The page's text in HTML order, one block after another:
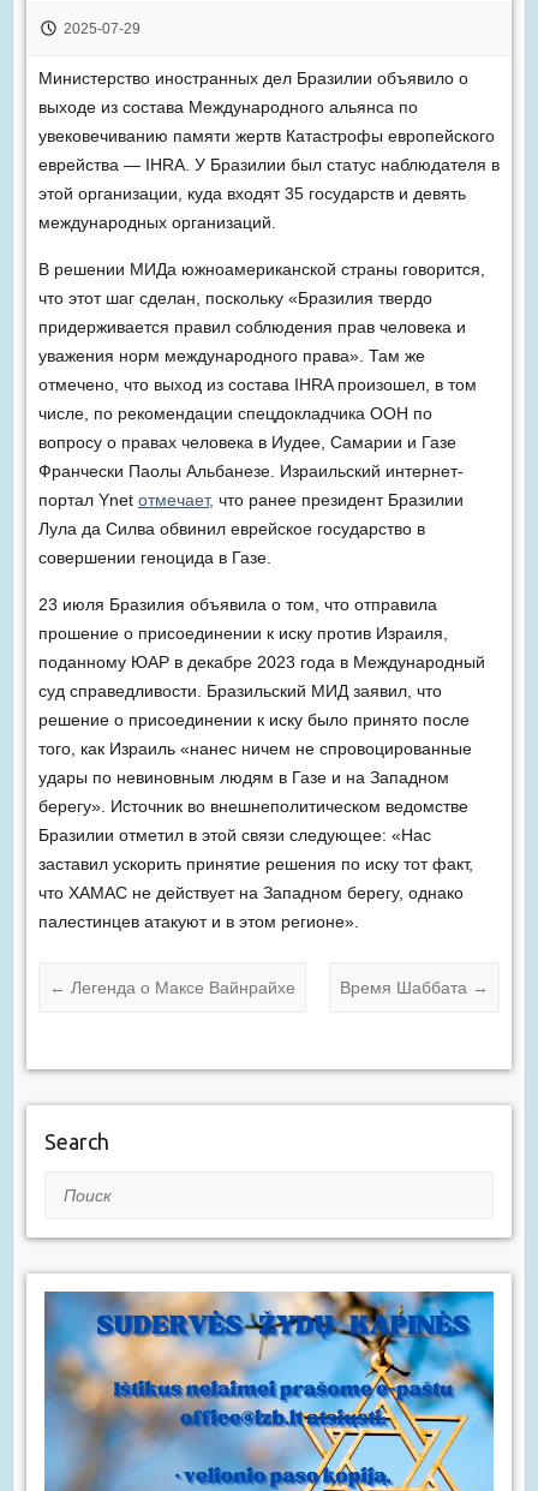
2025-07-29
Министерство иностранных дел Бразилии объявило о
выходе из состава Международного альянса по
увековечиванию памяти жертв Катастрофы европейского
еврейства — IHRA. У Бразилии был статус наблюдателя в
этой организации, куда входят 35 государств и девять
международных организаций.
В решении МИДа южноамериканской страны говорится,
что этот шаг сделан, поскольку «Бразилия твердо
придерживается правил соблюдения прав человека и
уважения норм международного права». Там же
отмечено, что выход из состава IHRA произошел, в том
числе, по рекомендации спецдокладчика ООН по
вопросу о правах человека в Иудее, Самарии и Газе
Франчески Паолы Альбанезе. Израильский интернет-
портал Ynet отмечает, что ранее президент Бразилии
Лула да Силва обвинил еврейское государство в
совершении геноцида в Газе.
23 июля Бразилия объявила о том, что отправила
прошение о присоединении к иску против Израиля,
поданному ЮАР в декабре 2023 года в Международный
суд справедливости. Бразильский МИД заявил, что
решение о присоединении к иску было принято после
того, как Израиль «нанес ничем не спровоцированные
удары по невиновным людям в Газе и на Западном
берегу». Источник во внешнеполитическом ведомстве
Бразилии отметил в этой связи следующее: «Нас
заставил ускорить принятие решения по иску тот факт,
что ХАМАС не действует на Западном берегу, однако
палестинцев атакуют и в этом регионе».
← Легенда о Максе Вайнрайхе Время Шаббата →
Search
Поиск